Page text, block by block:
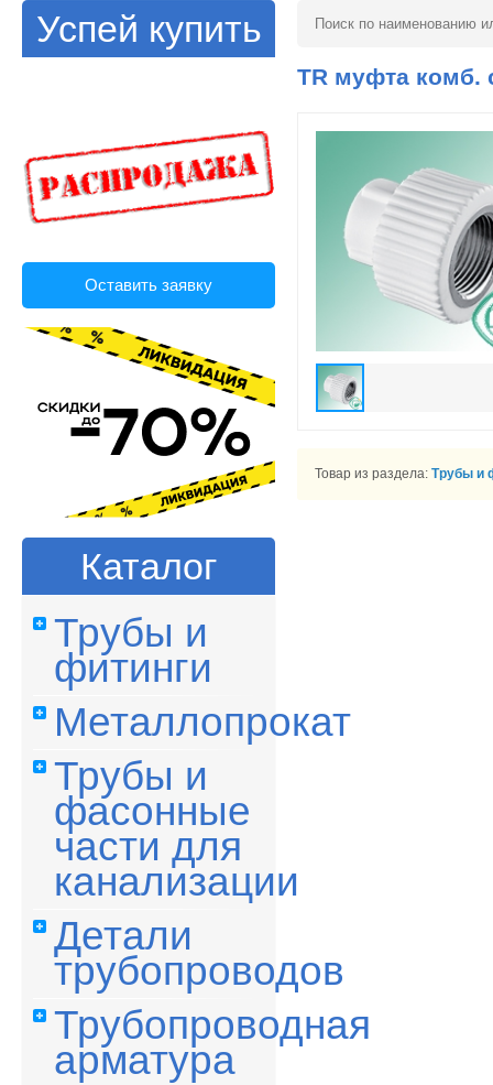
Успей купить
Оставить заявку
Каталог
Трубы и
фитинги
Металлопрокат
Трубы и
фасонные
части для
канализации
Детали
трубопроводов
Трубопроводная
арматура
TR муфта комб.
Товар из раздела: Трубы и